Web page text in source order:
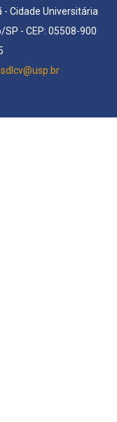
- Cidade Universitária
SP - CEP: 05508-900